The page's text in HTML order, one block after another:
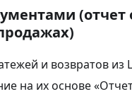
(отчет
и возвратов из
на их основе